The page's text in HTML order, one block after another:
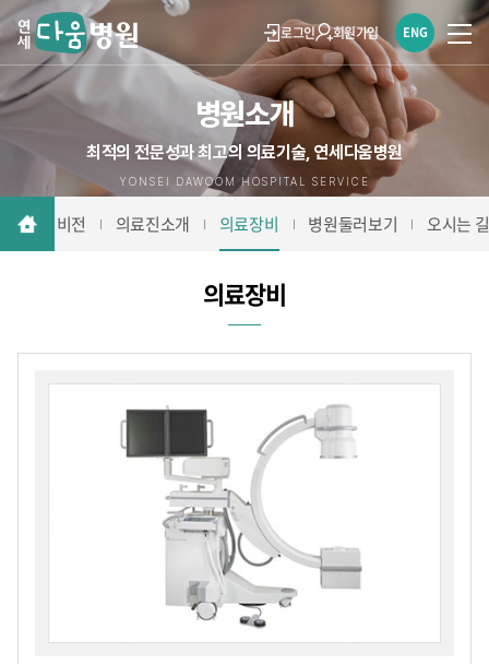
로그인 회원가입 ENG
병원소개
최적의 전문성과 최고의 의료기술, 연세다움병원
YONSEI DAWOOM HOSPITAL SERVICE
세다움 비전 의료진소개 의료장비 병원둘러보기 오시는 길
의료장비